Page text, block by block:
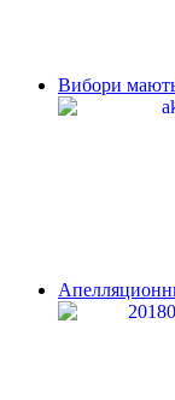
Вибори